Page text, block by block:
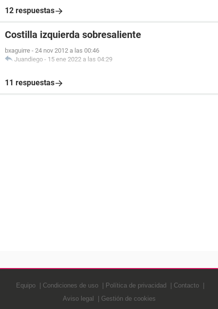
12 respuestas
Costilla izquierda sobresaliente
bxaguirre - 24 nov 2012 a las 00:46
Juandiego - 15 ene 2022 a las 04:29
11 respuestas
Equipo Condiciones de uso Política de privacidad
Contacto
Aviso legal
Gestión de cookies